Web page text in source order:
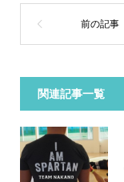
関連記事一覧